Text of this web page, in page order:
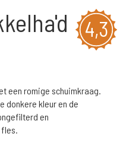
4,3
een romige schuimkraag.
donkere kleur en de
en